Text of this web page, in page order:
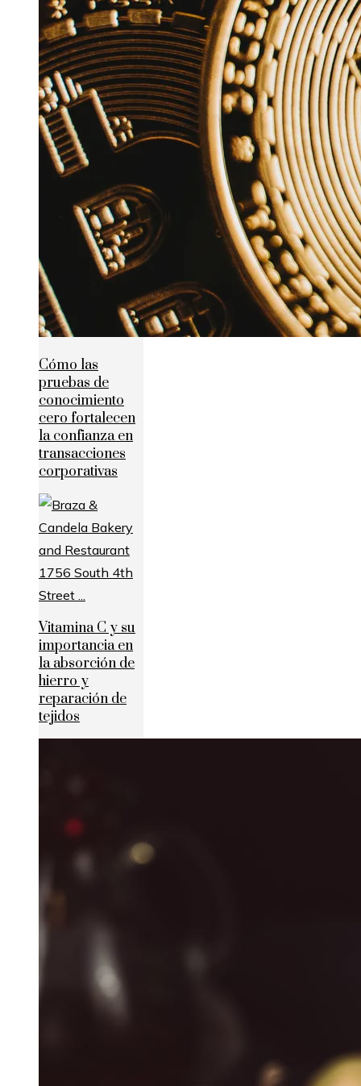
Cómo las
pruebas de
conocimiento
cero fortalecen
la confianza en
transacciones
corporativas
Vitamina C y su
importancia en
la absorción de
hierro y
reparación de
tejidos